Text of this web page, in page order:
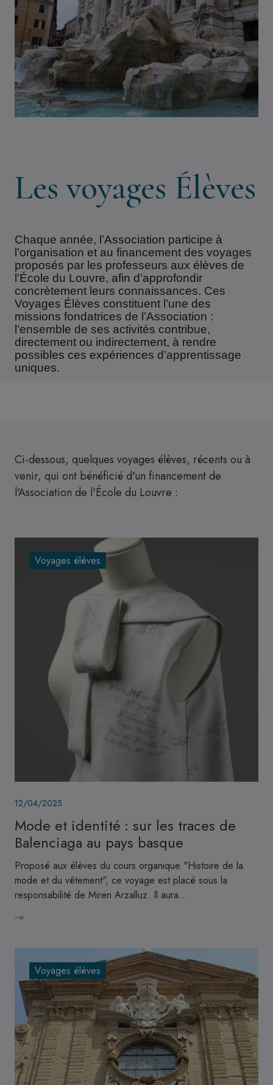
Les voyages Élèves
Chaque année, l’Association participe à
l’organisation et au financement des voyages
proposés par les professeurs aux élèves de
l’École du Louvre, afin d’approfondir
concrètement leurs connaissances. Ces
Voyages Élèves constituent l’une des
missions fondatrices de l’Association :
l’ensemble de ses activités contribue,
directement ou indirectement, à rendre
possibles ces expériences d’apprentissage
uniques.
Ci-dessous, quelques voyages élèves, récents ou à
venir, qui ont bénéficié d'un financement de
l'Association de l'École du Louvre :
Voyages élèves
12/04/2025
Mode et identité : sur les traces de
Balenciaga au pays basque
Proposé aux élèves du cours organique "Histoire de la
mode et du vêtement", ce voyage est placé sous la
responsabilité de Miren Arzalluz. Il aura…
Voyages élèves